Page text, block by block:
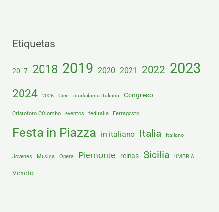
Etiquetas
2017 2018 2019 2020 2021 2022 2023
2024 2026 Cine ciudadania italiana Congreso
Cristoforo COlombo eventos feditalia Ferragosto
Festa in Piazza in italiano Italia Italiano
Jovenes Musica Opera Piemonte reinas Sicilia UMBRIA
Veneto